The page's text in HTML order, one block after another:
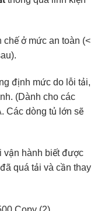
ở mức an toàn (<
định mức do lỗi tải,
(Dành cho các
Các dòng tủ lớn sẽ
vận hành biết được
quá tải và cần thay